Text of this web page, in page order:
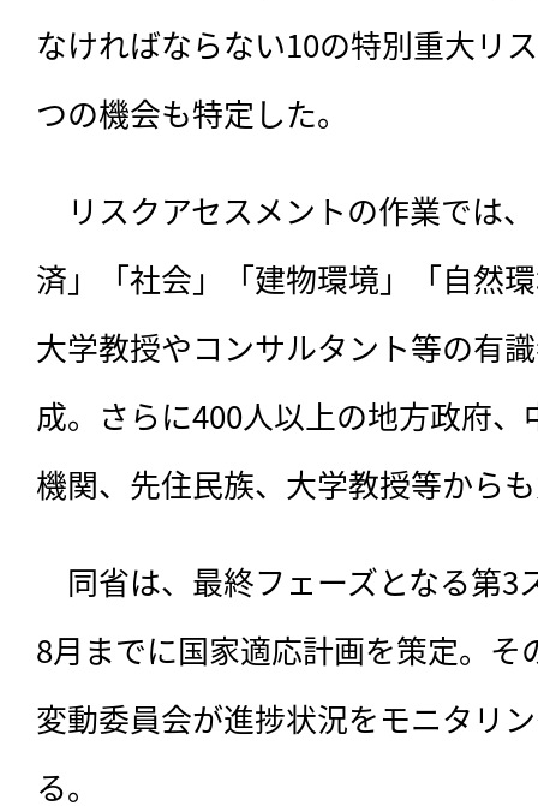
なければならない10の特別重大リ
つの機会も特定した。
リスクアセスメントの作業では
済」「社会」「建物環境」「自然
大学教授やコンサルタント等の有
成。さらに400人以上の地方政府
機関、先住民族、大学教授等から
同省は、最終フェーズとなる第3
8月までに国家適応計画を策定。そ
変動委員会が進捗状況をモニタリ
る。